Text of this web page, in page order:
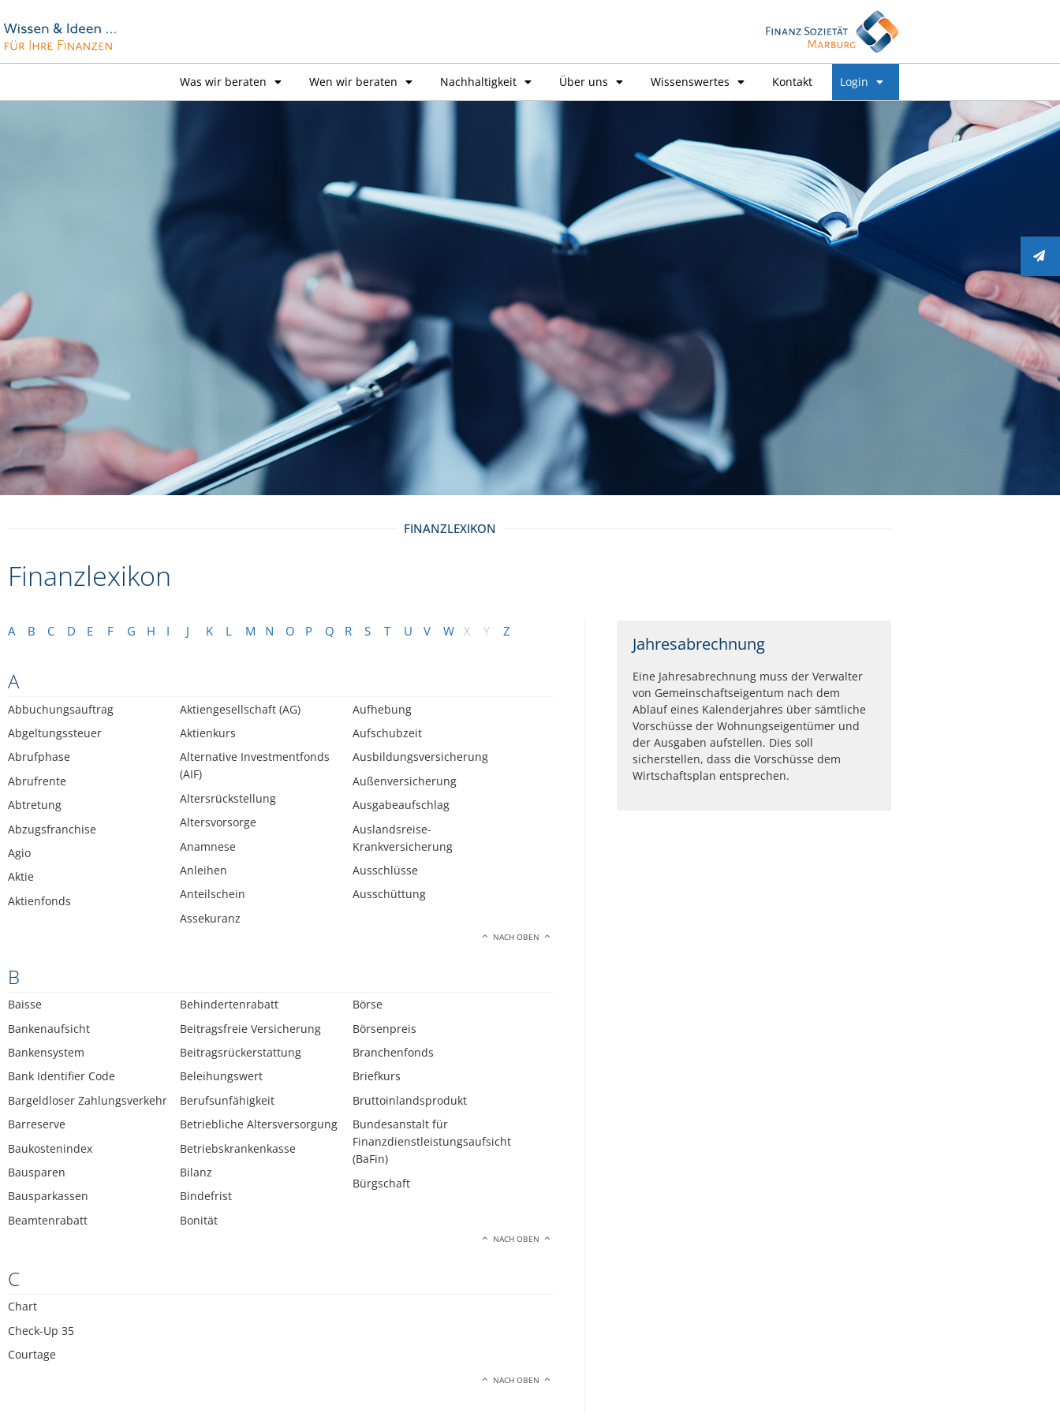
Was wir beraten Wen wir beraten Nachhaltigkeit Über uns Wissenswertes Kontakt Login
FINANZLEXIKON
Finanzlexikon
A B C D E F G H I J K L M N O P Q R S T U V W X Y Z
A
Abbuchungsauftrag
Abgeltungssteuer
Abrufphase
Abrufrente
Abtretung
Abzugsfranchise
Agio
Aktie
Aktienfonds
Aktiengesellschaft (AG)
Aktienkurs
Alternative Investmentfonds
(AIF)
Altersrückstellung
Altersvorsorge
Anamnese
Anleihen
Anteilschein
Assekuranz
Aufhebung
Aufschubzeit
Ausbildungsversicherung
Außenversicherung
Ausgabeaufschlag
Auslandsreise-
Krankversicherung
Ausschlüsse
Ausschüttung
NACH OBEN
B
Baisse
Bankenaufsicht
Bankensystem
Bank Identifier Code
Bargeldloser Zahlungsverkehr
Barreserve
Baukostenindex
Bausparen
Bausparkassen
Beamtenrabatt
Behindertenrabatt
Beitragsfreie Versicherung
Beitragsrückerstattung
Beleihungswert
Berufsunfähigkeit
Betriebliche Altersversorgung
Betriebskrankenkasse
Bilanz
Bindefrist
Bonität
Börse
Börsenpreis
Branchenfonds
Briefkurs
Bruttoinlandsprodukt
Bundesanstalt für
Finanzdienstleistungsaufsicht
(BaFin)
Bürgschaft
NACH OBEN
C
Chart
Check-Up 35
Courtage
NACH OBEN
Jahresabrechnung
Eine Jahresabrechnung muss der Verwalter
von Gemeinschaftseigentum nach dem
Ablauf eines Kalenderjahres über sämtliche
Vorschüsse der Wohnungseigentümer und
der Ausgaben aufstellen. Dies soll
sicherstellen, dass die Vorschüsse dem
Wirtschaftsplan entsprechen.